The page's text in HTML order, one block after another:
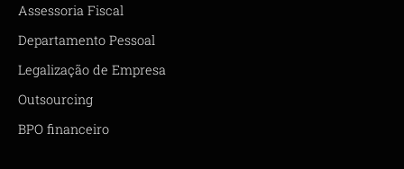
Assessoria Fiscal
Departamento Pessoal
Legalização de Empresa
Outsourcing
BPO financeiro